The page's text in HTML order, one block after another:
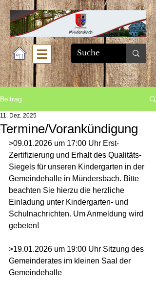
Beitrag
Termine/Vorankündigung
11. Dez. 2025
>09.01.2026 um 17:00 Uhr Erst-
Zertifizierung und Erhalt des Qualitäts-
Siegels für unseren Kindergarten in der
Gemeindehalle in Mündersbach. Bitte
beachten Sie hierzu die herzliche
Einladung unter Kindergarten- und
Schulnachrichten. Um Anmeldung wird
gebeten!
>19.01.2026 um 19:00 Uhr Sitzung des
Gemeinderates im kleinen Saal der
Gemeindehalle